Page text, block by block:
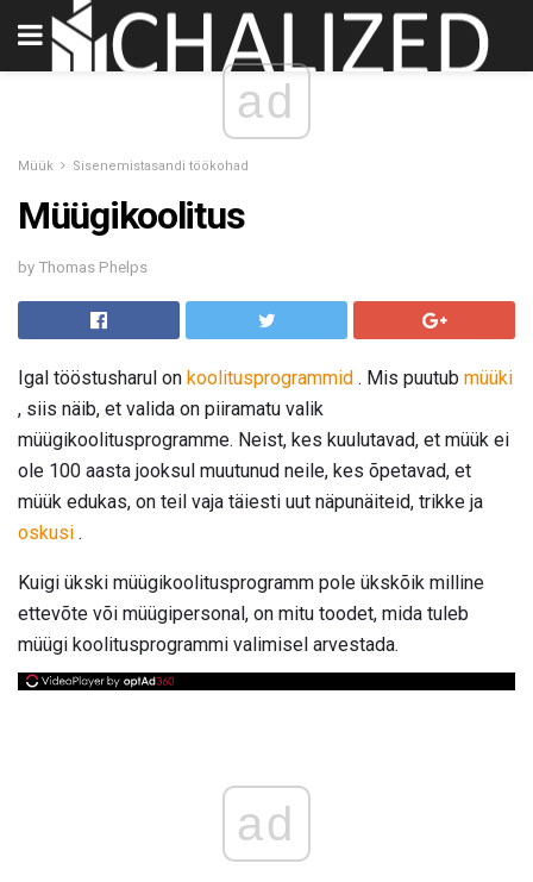
ad
Müük Sisenemistasandi töökohad
Müügikoolitus
by Thomas Phelps
Igal tööstusharul on koolitusprogrammid . Mis puutub müüki
, siis näib, et valida on piiramatu valik
müügikoolitusprogramme. Neist, kes kuulutavad, et müük ei
ole 100 aasta jooksul muutunud neile, kes õpetavad, et
müük edukas, on teil vaja täiesti uut näpunäiteid, trikke ja
oskusi .
Kuigi ükski müügikoolitusprogramm pole ükskõik milline
ettevõte või müügipersonal, on mitu toodet, mida tuleb
müügi koolitusprogrammi valimisel arvestada.
ad